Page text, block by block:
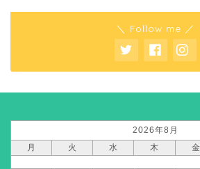
＼ Follow me ／
2026年8月
月
火 水 木 金